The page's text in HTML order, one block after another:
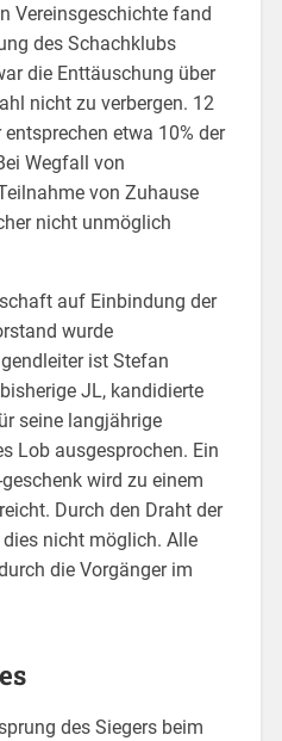
Vereinsgeschichte fand
des Schachklubs
die Enttäuschung über
nicht zu verbergen. 12
etwa 10% der
Wegfall von
von Zuhause
nicht unmöglich
auf Einbindung der
wurde
ist Stefan
JL, kandidierte
seine langjährige
Lob ausgesprochen. Ein
wird zu einem
Durch den Draht der
nicht möglich. Alle
die Vorgänger im
des Siegers beim